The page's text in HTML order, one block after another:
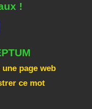
!
page web
ce mot